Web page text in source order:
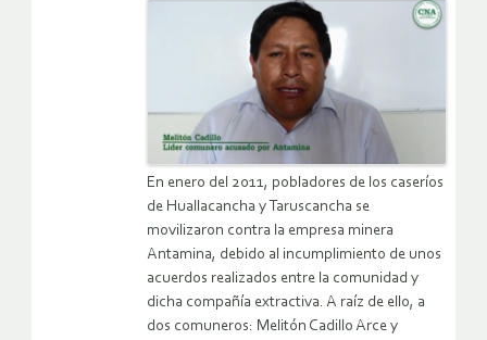
En enero del 2011, pobladores de los caseríos
de Huallacancha y Taruscancha se
movilizaron contra la empresa minera
Antamina, debido al incumplimiento de unos
acuerdos realizados entre la comunidad y
dicha compañía extractiva. A raíz de ello, a
dos comuneros: Melitón Cadillo Arce y